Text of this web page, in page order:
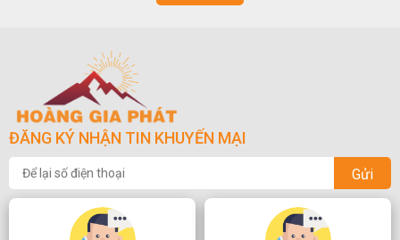
ĐĂNG KÝ NHẬN TIN KHUYẾN MẠI
Gửi